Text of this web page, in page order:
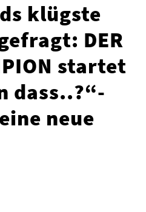
klügste
DER
startet
dass..?“-
neue